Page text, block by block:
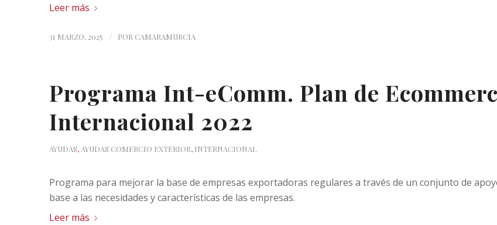
Leer más
31 MARZO, 2025 / POR CAMARAMURCIA
Programa Int-eComm. Plan de
Internacional 2022
AYUDAS, AYUDAS COMERCIO EXTERIOR, INTERNACIONAL
Programa para mejorar la base de empresas exportadoras regulares a través de un conjunto de
base a las necesidades y características de las empresas.
Leer más